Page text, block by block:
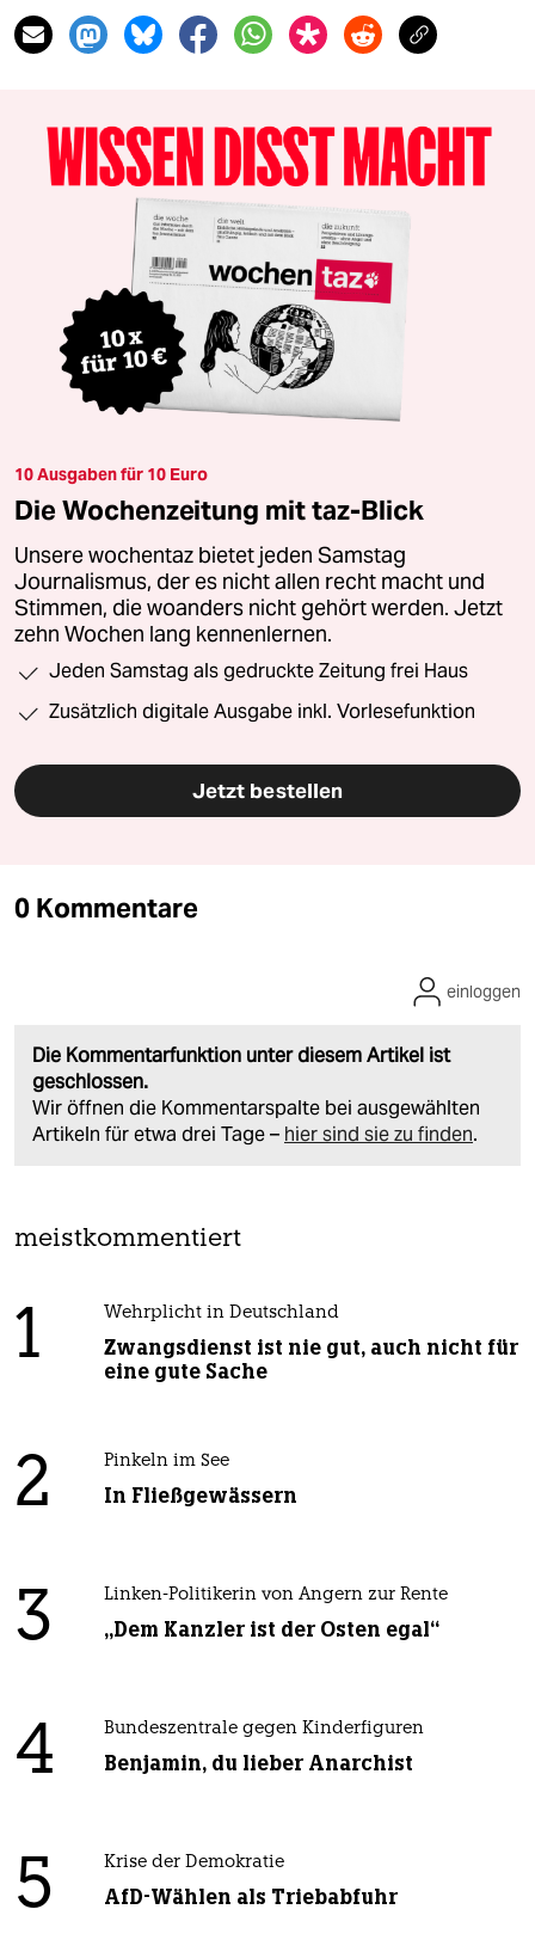
10 Ausgaben für 10 Euro
Die Wochenzeitung mit taz-Blick
Unsere wochentaz bietet jeden Samstag
Journalismus, der es nicht allen recht macht und
Stimmen, die woanders nicht gehört werden. Jetzt
zehn Wochen lang kennenlernen.
Jeden Samstag als gedruckte Zeitung frei Haus
Zusätzlich digitale Ausgabe inkl. Vorlesefunktion
Jetzt bestellen
0 Kommentare
Die Kommentarfunktion unter diesem Artikel ist
geschlossen.
Wir öffnen die Kommentarspalte bei ausgewählten
Artikeln für etwa drei Tage – hier sind sie zu finden.
einloggen
meistkommentiert
1 Wehrplicht in Deutschland
Zwangsdienst ist nie gut, auch nicht für
eine gute Sache
2 Pinkeln im See
In Fließgewässern
3 Linken-Politikerin von Angern zur Rente
„Dem Kanzler ist der Osten egal“
4 Bundeszentrale gegen Kinderfiguren
Benjamin, du lieber Anarchist
5 Krise der Demokratie
AfD-Wählen als Triebabfuhr